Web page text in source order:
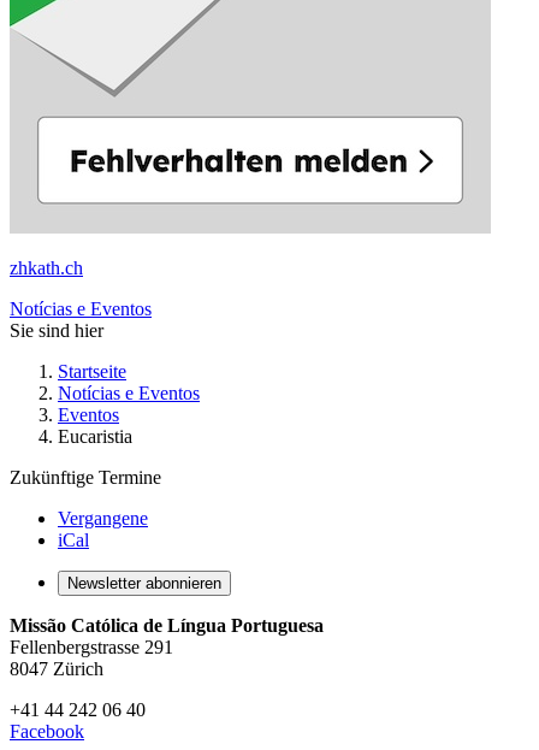
zhkath.ch
Notícias e Eventos
Sie sind hier
Startseite
Notícias e Eventos
Eventos
Eucaristia
Zukünftige Termine
Vergangene
iCal
Newsletter abonnieren
Missão Católica de Língua Portuguesa
Fellenbergstrasse 291
8047 Zürich
+41 44 242 06 40
Facebook